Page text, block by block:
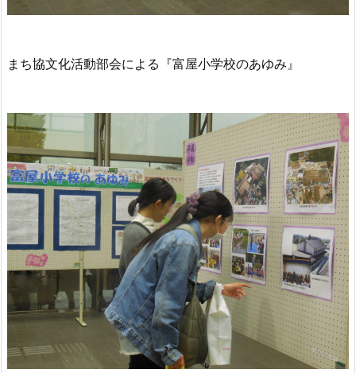
まち協文化活動部会による『富屋小学校のあゆみ』